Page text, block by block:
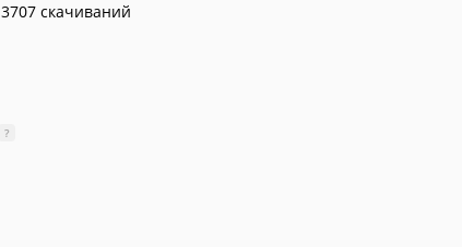
3707 скачиваний
?